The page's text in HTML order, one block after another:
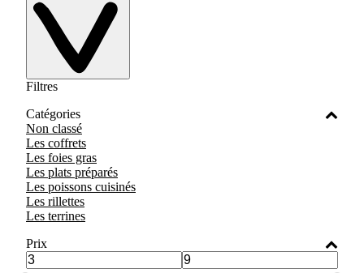
Filtres
Catégories
Non classé
Les coffrets
Les foies gras
Les plats préparés
Les poissons cuisinés
Les rillettes
Les terrines
Prix